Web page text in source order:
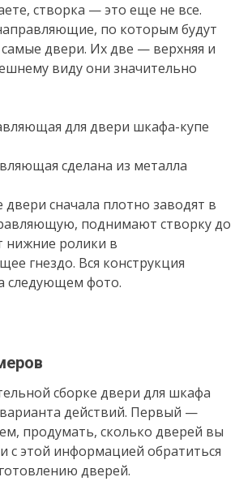
створка — это еще не все.
по которым будут
самые двери. Их две — верхняя и
виду они значительно
для двери шкафа-купе
сделана из металла
двери сначала плотно заводят в
поднимают створку до
нижние ролики в
гнездо. Вся конструкция
следующем фото.
сборке двери для шкафа
варианта действий. Первый —
продумать, сколько дверей вы
с этой информацией обратиться
дверей.